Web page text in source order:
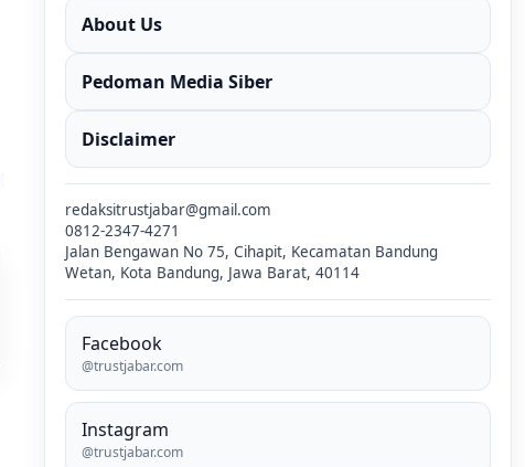
About Us
Pedoman Media Siber
Disclaimer
redaksitrustjabar@gmail.com
0812-2347-4271
Jalan Bengawan No 75, Cihapit, Kecamatan Bandung
Wetan, Kota Bandung, Jawa Barat, 40114
Facebook
@trustjabar.com
Instagram
@trustjabar.com